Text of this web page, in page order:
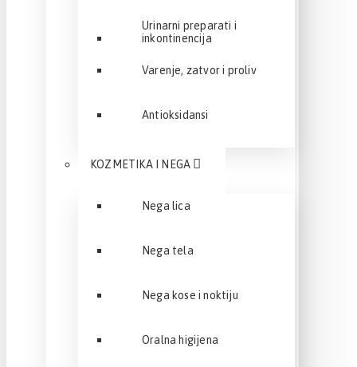
Urinarni preparati i
inkontinencija
Varenje, zatvor i proliv
Antioksidansi
KOZMETIKA I NEGA
Nega lica
Nega tela
Nega kose i noktiju
Oralna higijena